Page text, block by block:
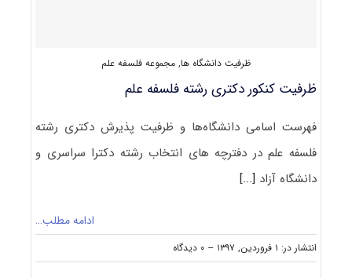
ظرفیت دانشگاه ها, مجموعه فلسفه علم
ظرفیت کنکور دکتری رشته ﻓﻠﺴﻔﻪ ﻋﻠﻢ
فهرست اسامی دانشگاه‌ها و ظرفیت پذیرش دکتری رشته
ﻓﻠﺴﻔﻪ ﻋﻠﻢ در دفترچه های انتخاب رشته دکترا سراسری و
دانشگاه آزاد [...]
ادامه مطلب…
انتشار در: ۱ فروردین, ۱۳۹۷ -- ۰ دیدگاه
on
ظرفیت